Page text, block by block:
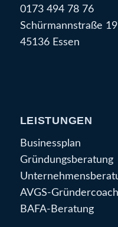
0173 494 78 76
Schürmannstraße
45136 Essen
LEISTUNGEN
Businessplan
Gründungsberatung
AVGS-
BAFA-Beratung